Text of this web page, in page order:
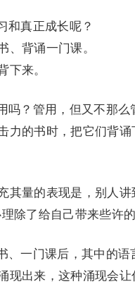
和真正成长呢？
、背诵一门课。
下来。
吗？管用，但又不那
力的书时，把它们背诵
其量的表现是，别人
除了给自己带来些许
、一门课后，其中的
现出来，这种涌现会